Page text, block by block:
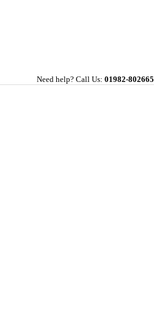
Need help? Call Us: 01982-802665